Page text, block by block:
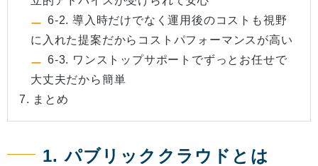
6-2. 導入時だけでなく運用後のコストも視野
に入れた提案だからコストパフォーマンスが高い
6-3. ワンストップサポートでずっとお任せで
大丈夫だから簡単
7. まとめ
1. パブリッククラウドとは